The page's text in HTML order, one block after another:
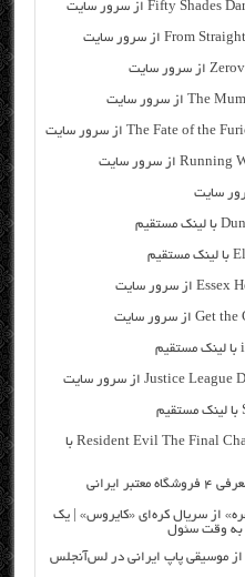
دانلود رایگان فیلم خارجی Resident Evil The Final Chapter 2017 با
ایرانی
از سریال کره‌ای «کایروس» | یک
به وقت سئول
از موسیقی پاپ ایرانی در لس‌آنجلس